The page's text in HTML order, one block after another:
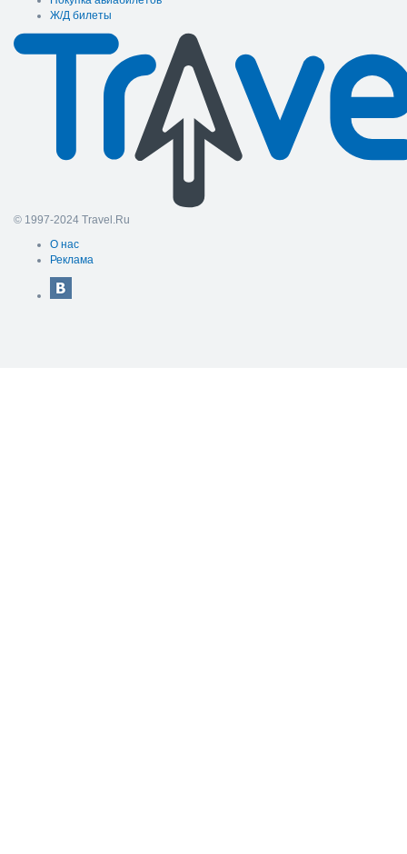
Ж/Д билеты
© 1997-2024 Travel.Ru
О нас
Реклама